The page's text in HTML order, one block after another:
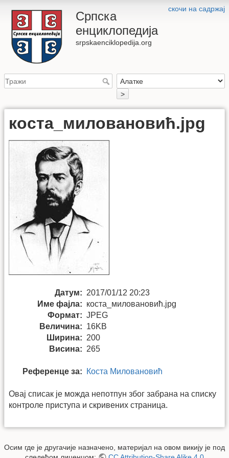
скочи на садржај
Српска
енциклопедија
srpskaenciklopedija.org
>
коста_миловановић.jpg
Датум: 2017/01/12 20:23
Име фајла: коста_миловановић.jpg
Формат: JPEG
Величина: 16KB
Ширина: 200
Висина: 265
Референце за: Коста Миловановић
Овај списак је можда непотпун због забрана на списку
контроле приступа и скривених страница.
Осим где је другачије назначено, материјал на овом викију је под